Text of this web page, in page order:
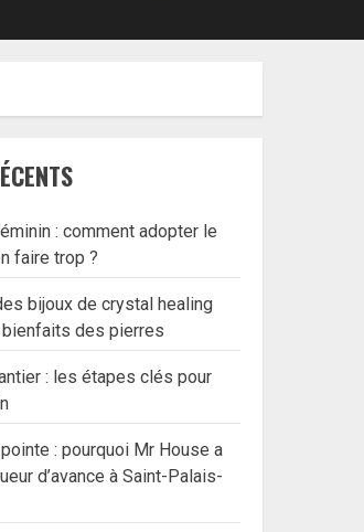
: comment adopter le
faire trop ?
bijoux de crystal healing
des pierres
: les étapes clés pour
: pourquoi Mr House a
d’avance à Saint-Palais-